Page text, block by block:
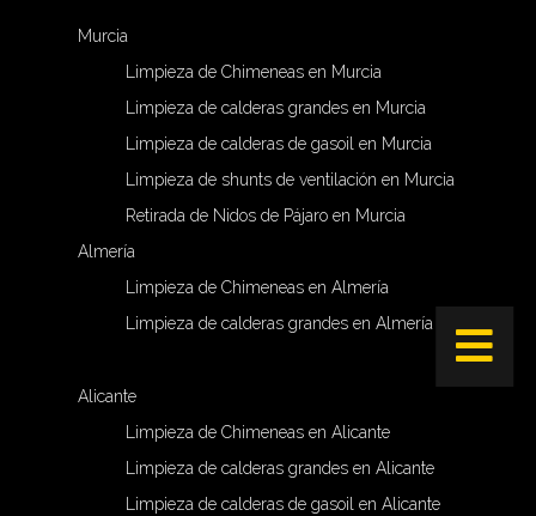
Murcia
Limpieza de Chimeneas en Murcia
Limpieza de calderas grandes en Murcia
Limpieza de calderas de gasoil en Murcia
Limpieza de shunts de ventilación en Murcia
Retirada de Nidos de Pájaro en Murcia
Almería
Limpieza de Chimeneas en Almería
Limpieza de calderas grandes en Almería
Alicante
Limpieza de Chimeneas en Alicante
Limpieza de calderas grandes en Alicante
Limpieza de calderas de gasoil en Alicante